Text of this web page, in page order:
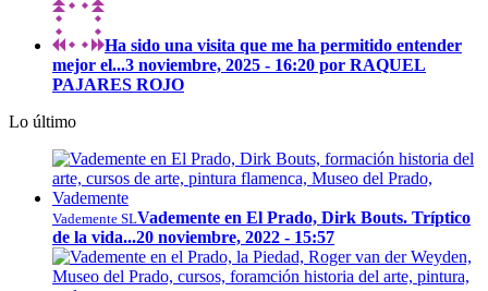
Ha sido una visita que me ha permitido entender
mejor el...3 noviembre, 2025 - 16:20 por RAQUEL
PAJARES ROJO
Lo último
Vademente SLVademente en El Prado, Dirk Bouts. Tríptico
de la vida...20 noviembre, 2022 - 15:57